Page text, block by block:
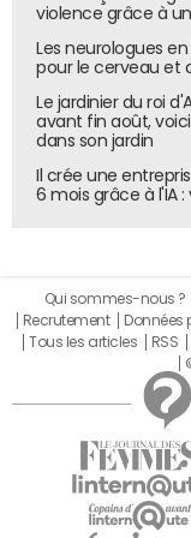
politiques." La
sur son
l'attention -et les
écoles
d'ailleurs assigné
interdiction pour
réglementée.
exercer, faute
du 09/07/14).
Pourquoi Auto-
qu'Ornikar attend
même bureau des
de police de Paris
cofondateurs
attendent leur
rencontrer le
violence grâce à
Les neurologues
pour le cerveau et
Le jardinier du roi
avant fin août,
dans son jardin
Il crée une
6 mois grâce à l'IA
Qui sommes-nous ?
Recrutement
Données
Tous les articles
RSS